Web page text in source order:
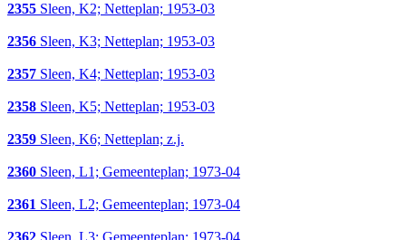
2355 Sleen, K2; Netteplan; 1953-03
2356 Sleen, K3; Netteplan; 1953-03
2357 Sleen, K4; Netteplan; 1953-03
2358 Sleen, K5; Netteplan; 1953-03
2359 Sleen, K6; Netteplan; z.j.
2360 Sleen, L1; Gemeenteplan; 1973-04
2361 Sleen, L2; Gemeenteplan; 1973-04